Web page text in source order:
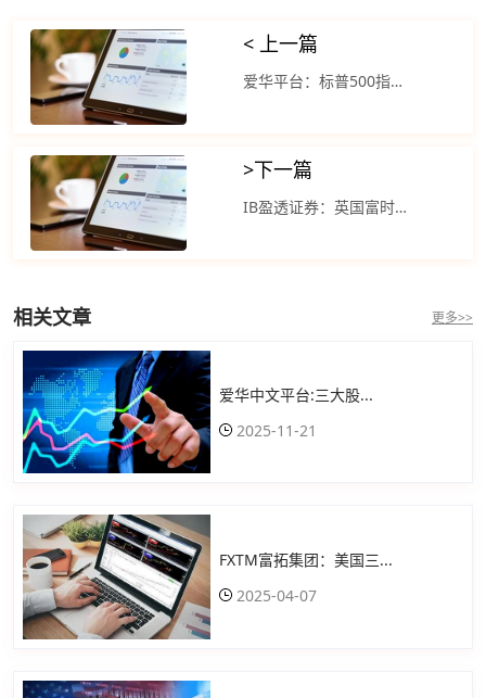
< 上一篇
爱华平台：标普500指数和纳斯达克指数涨超 1%
>下一篇
IB盈透证券：英国富时100指数涨0.5% 道指上涨不到一个点
相关文章 更多>>
爱华中文平台:三大股...
2025-11-21
FXTM富拓集团：美国三...
2025-04-07